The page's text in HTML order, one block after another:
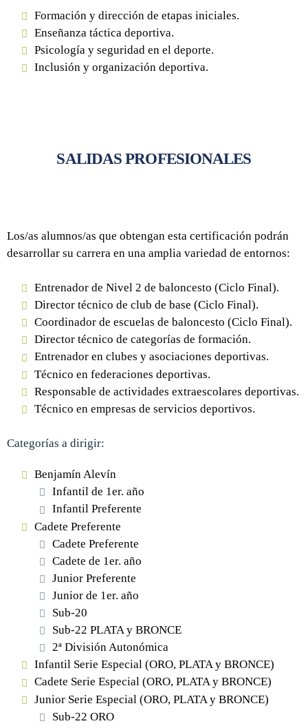
Formación y dirección de etapas iniciales.
Enseñanza táctica deportiva.
Psicología y seguridad en el deporte.
Inclusión y organización deportiva.
SALIDAS PROFESIONALES
Los/as alumnos/as que obtengan esta certificación podrán
desarrollar su carrera en una amplia variedad de entornos:
Entrenador de Nivel 2 de baloncesto (Ciclo Final).
Director técnico de club de base (Ciclo Final).
Coordinador de escuelas de baloncesto (Ciclo Final).
Director técnico de categorías de formación.
Entrenador en clubes y asociaciones deportivas.
Técnico en federaciones deportivas.
Responsable de actividades extraescolares deportivas.
Técnico en empresas de servicios deportivos.
Categorías a dirigir:
Benjamín Alevín
Infantil de 1er. año
Infantil Preferente
Cadete Preferente
Cadete Preferente
Cadete de 1er. año
Junior Preferente
Junior de 1er. año
Sub-20
Sub-22 PLATA y BRONCE
2ª División Autonómica
Infantil Serie Especial (ORO, PLATA y BRONCE)
Cadete Serie Especial (ORO, PLATA y BRONCE)
Junior Serie Especial (ORO, PLATA y BRONCE)
Sub-22 ORO